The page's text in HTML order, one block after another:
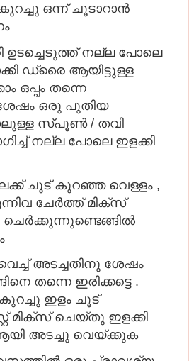
കുറച്ചു ഒന്ന് ചൂടാറാൻ
ഉടച്ചെടുത്ത് നല്ല പോലെ
ഡ്രൈ ആയിട്ടുള്ള
ഒപ്പം തന്നെ
ഒരു പുതിയ
സ്പൂണ്‍ / തവി
നല്ല പോലെ ഇളക്കി
ചൂട് കുറഞ്ഞ വെള്ളം ,
ചേർത്ത് മിക്സ്‌
അടച്ചതിനു ശേഷം
തന്നെ ഇരിക്കട്ടെ .
ഇളം ചൂട്
മിക്സ്‌ ചെയ്തു ഇളക്കി
അടച്ചു വെയ്ക്കുക